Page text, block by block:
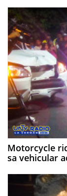
Motorcycle
sa vehicular